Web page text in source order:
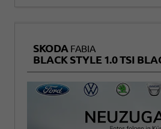
SKODA FABIA